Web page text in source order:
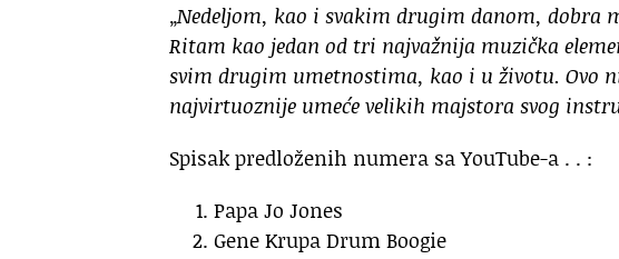
„Nedeljom, kao i svakim drugim danom, dobra
Ritam kao jedan od tri najvažnija muzička
svim drugim umetnostima, kao i u životu. Ovo
najvirtuoznije umeće velikih majstora svog
Spisak predloženih numera sa YouTube-a . . :
Papa Jo Jones
Gene Krupa Drum Boogie